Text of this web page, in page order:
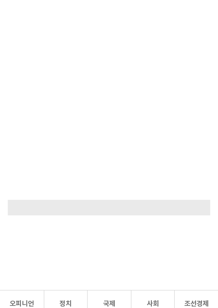
오피니언 정치 국제 사회 조선경제